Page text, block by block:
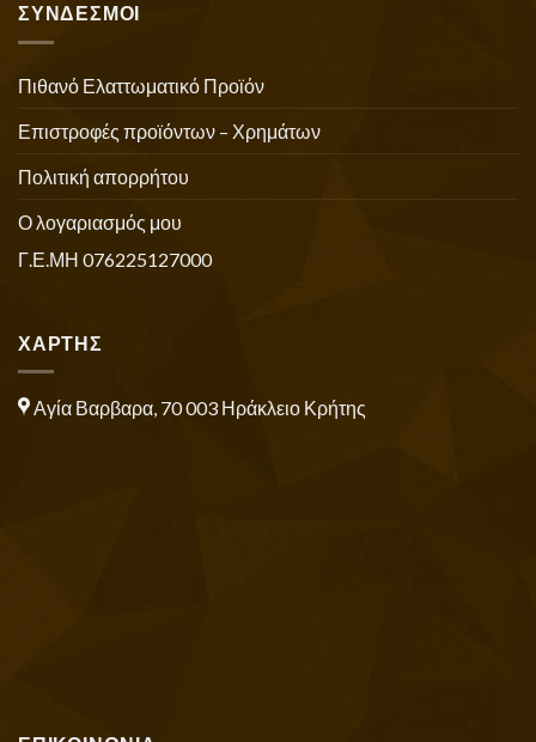
ΣΥΝΔΕΣΜΟΙ
Πιθανό Ελαττωματικό Προϊόν
Επιστροφές προϊόντων – Χρημάτων
Πολιτική απορρήτου
Ο λογαριασμός μου
Γ.Ε.ΜΗ 076225127000
ΧΑΡΤΗΣ
Αγία Βαρβαρα, 70 003 Ηράκλειο Κρήτης